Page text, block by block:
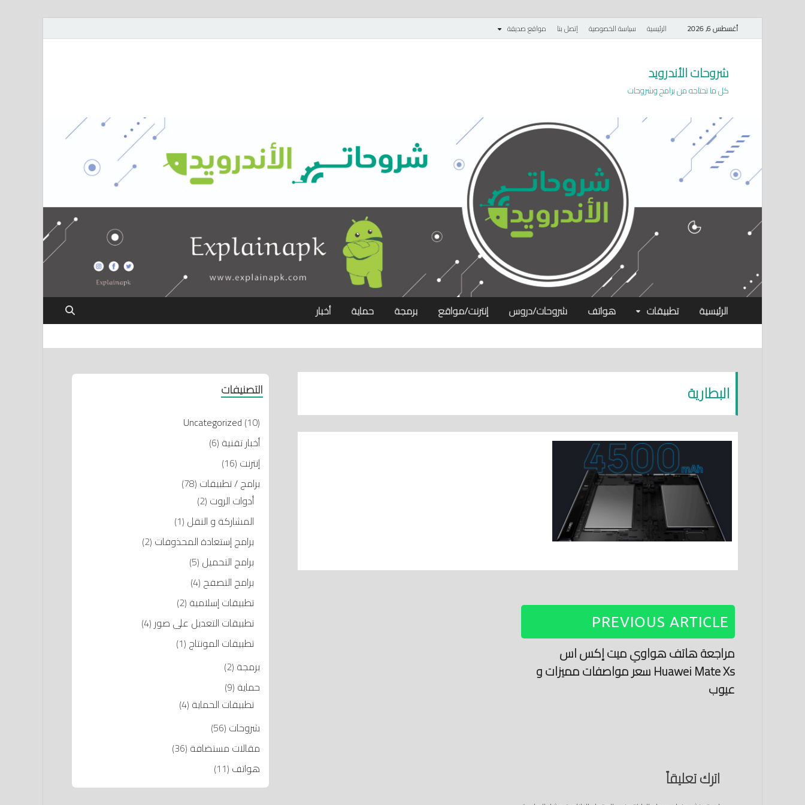
أغسطس 6, 2026 الرئيسية سياسة الخصوصية إتصل بنا مواقع صديقة
شروحات الأندرويد
كل ما تحتاجه من برامج وشروحات
الرئيسية تطبيقات هواتف شروحات/دروس إنترنت/مواقع برمجة حماية أخبار
البطارية
PREVIOUS ARTICLE
مراجعة هاتف هواوي ميت إكس اس
Huawei Mate Xs سعر مواصفات مميزات و
عيوب
اترك تعليقاً
التصنيفات
Uncategorized (10)
أخبار تقنية (6)
إنترنت (16)
برامج / تطبيقات (78)
أدوات الروت (2)
المشاركة و النقل (1)
برامج إستعادة المحذوفات (2)
برامج التحميل (5)
برامج التصفح (4)
تطبيقات إسلامية (2)
تطبيقات التعديل على صور (4)
تطبيقات المونتاج (1)
برمجة (2)
حماية (9)
تطبيقات الحماية (4)
شروحات (56)
مقالات مستضافة (36)
هواتف (11)